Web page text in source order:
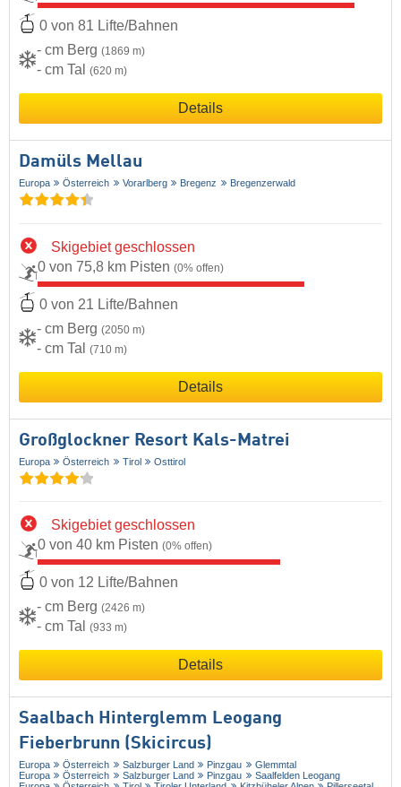
0 von 81 Lifte/Bahnen
- cm Berg (1869 m)
- cm Tal (620 m)
Details
Damüls Mellau
Europa Österreich Vorarlberg Bregenz Bregenzerwald
Skigebiet geschlossen
0 von 75,8 km Pisten (0% offen)
0 von 21 Lifte/Bahnen
- cm Berg (2050 m)
- cm Tal (710 m)
Details
Großglockner Resort Kals-Matrei
Europa Österreich Tirol Osttirol
Skigebiet geschlossen
0 von 40 km Pisten (0% offen)
0 von 12 Lifte/Bahnen
- cm Berg (2426 m)
- cm Tal (933 m)
Details
Saalbach Hinterglemm Leogang
Fieberbrunn (Skicircus)
Europa Österreich Salzburger Land Pinzgau
Glemmtal
Europa
Österreich Salzburger Land Pinzgau
Saalfelden Leogang